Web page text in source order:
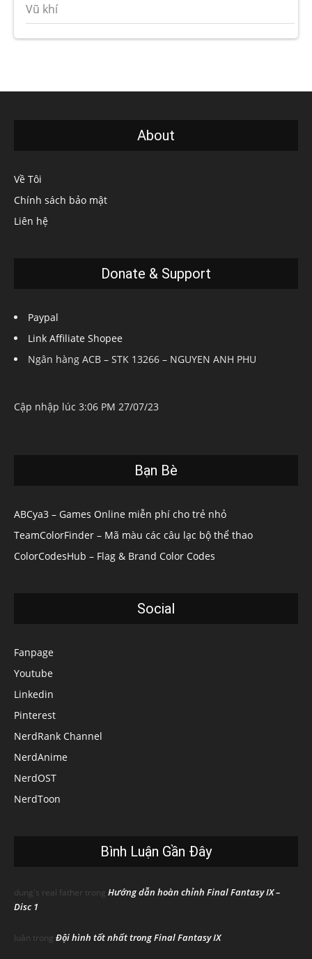
Vũ khí
About
Về Tôi
Chính sách bảo mật
Liên hệ
Donate & Support
Paypal
Link Affiliate Shopee
Ngân hàng ACB – STK 13266 – NGUYEN ANH PHU
Cập nhập lúc 3:06 PM 27/07/23
Bạn Bè
ABCya3 – Games Online miễn phí cho trẻ nhỏ
TeamColorFinder – Mã màu các câu lạc bộ thể thao
ColorCodesHub – Flag & Brand Color Codes
Social
Fanpage
Youtube
Linkedin
Pinterest
NerdRank Channel
NerdAnime
NerdOST
NerdToon
Bình Luận Gần Đây
dung's real father trong Hướng dẫn hoàn chỉnh Final Fantasy IX –
Disc 1
luân trong Đội hình tốt nhất trong Final Fantasy IX